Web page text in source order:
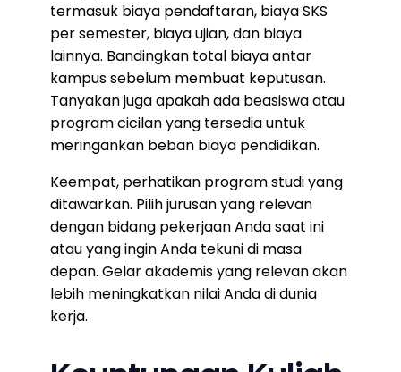
termasuk biaya pendaftaran, biaya SKS
per semester, biaya ujian, dan biaya
lainnya. Bandingkan total biaya antar
kampus sebelum membuat keputusan.
Tanyakan juga apakah ada beasiswa atau
program cicilan yang tersedia untuk
meringankan beban biaya pendidikan.
Keempat, perhatikan program studi yang
ditawarkan. Pilih jurusan yang relevan
dengan bidang pekerjaan Anda saat ini
atau yang ingin Anda tekuni di masa
depan. Gelar akademis yang relevan akan
lebih meningkatkan nilai Anda di dunia
kerja.